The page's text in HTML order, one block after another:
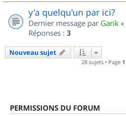
y'a quelqu'un par ici?
Dernier message par Garik «
Réponses : 3
Nouveau sujet
28 sujets • Page 1
PERMISSIONS DU FORUM